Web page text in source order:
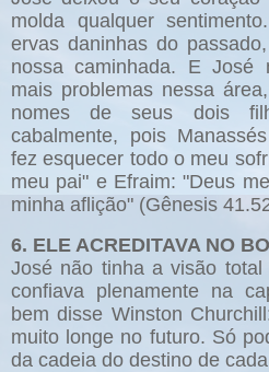
molda qualquer
ervas daninhas do
nossa caminhada. E José
mais problemas nessa
nomes de seus dois
cabalmente, pois
fez esquecer todo o meu
meu pai" e Efraim: "Deus
minha aflição" (Gênesis
6. ELE ACREDITAVA NO
José não tinha a visão
confiava plenamente na
bem disse Winston
muito longe no futuro. Só
da cadeia do destino de